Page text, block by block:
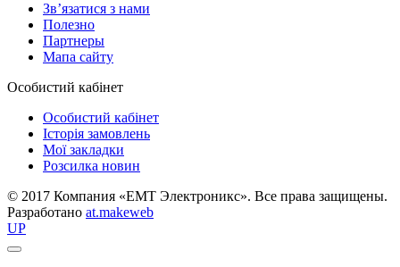
Зв’язатися з нами
Полезно
Партнеры
Мапа сайту
Особистий кабінет
Особистий кабінет
Історія замовлень
Мої закладки
Розсилка новин
© 2017 Компания «ЕМТ Электроникс». Все права защищены.
Разработано at.makeweb
UP